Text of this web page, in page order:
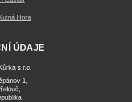
Hora
ÚDAJE
s.r.o.
1,